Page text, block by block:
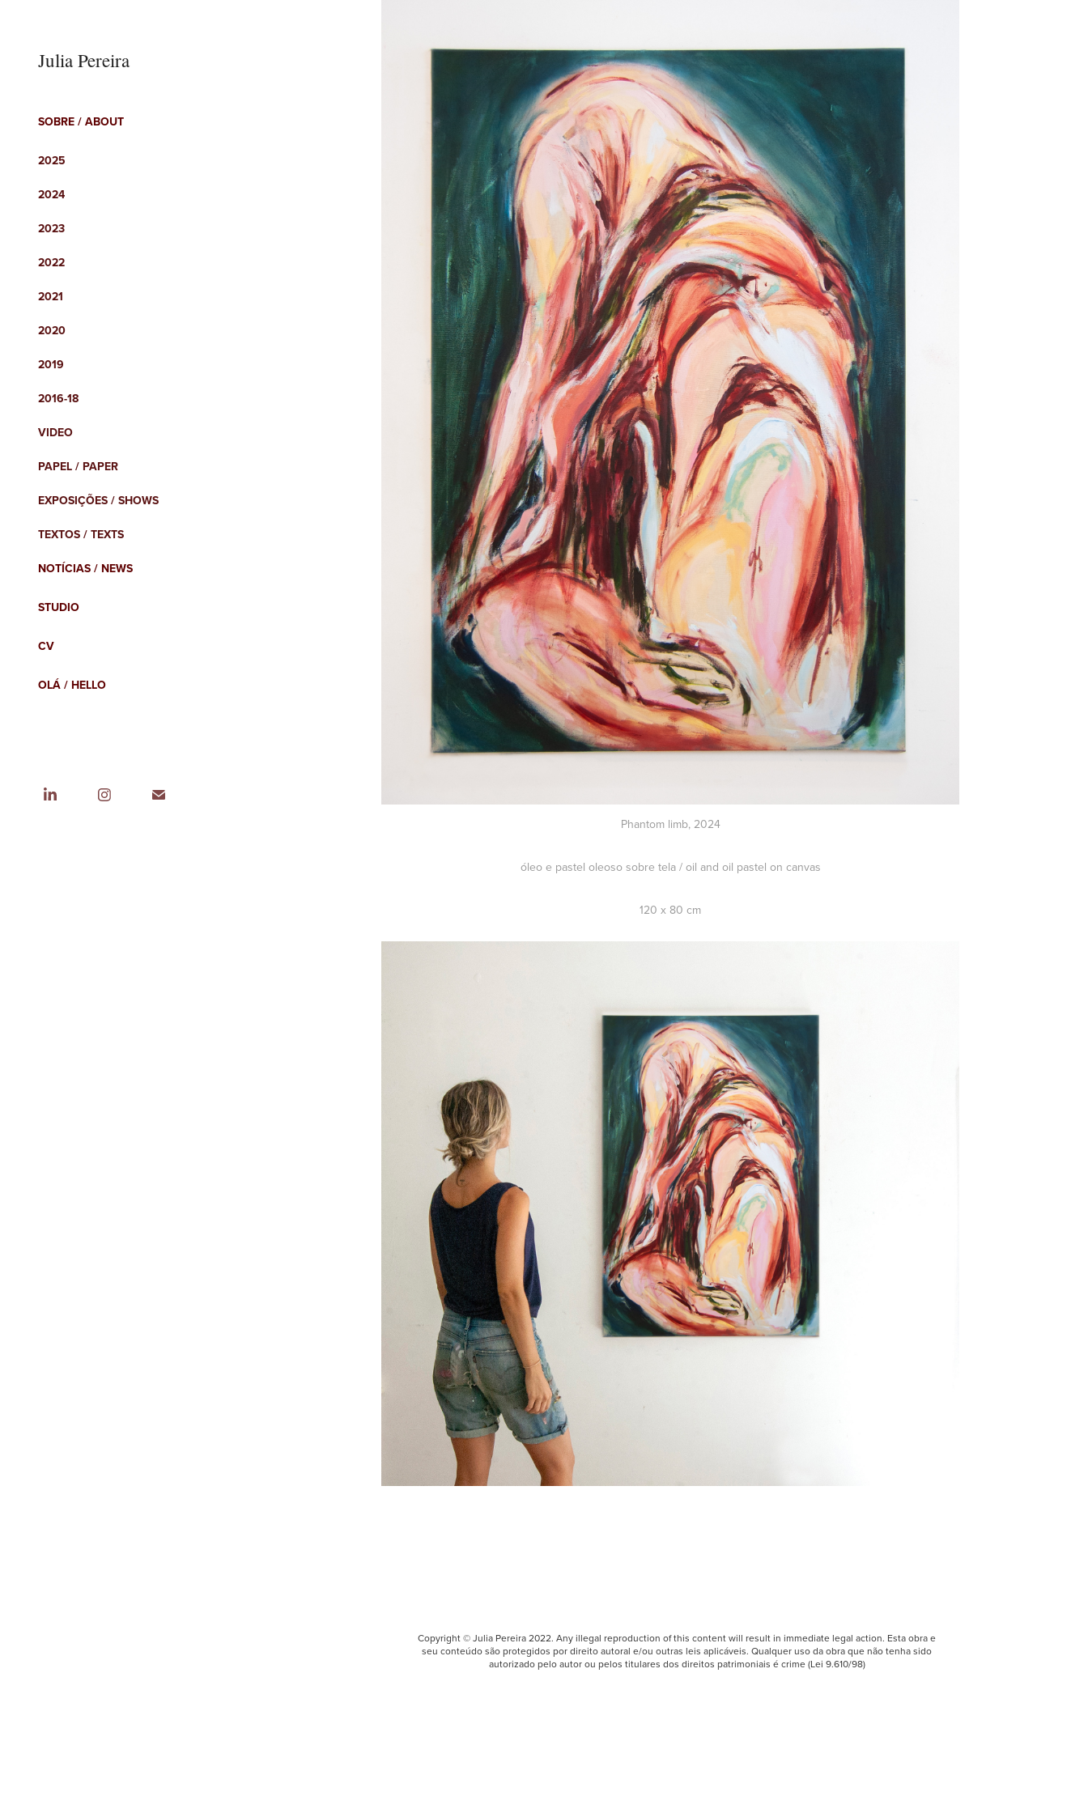
Julia Pereira
SOBRE / ABOUT
2025
2024
2023
2022
2021
2020
2019
2016-18
VIDEO
PAPEL / PAPER
EXPOSIÇÕES / SHOWS
TEXTOS / TEXTS
NOTÍCIAS / NEWS
STUDIO
CV
OLÁ / HELLO
Phantom limb, 2024
óleo e pastel oleoso sobre tela / oil and oil pastel on canvas
120 x 80 cm
Copyright © Julia Pereira 2022. Any illegal reproduction of this content will result in immediate legal action. Esta obra e
seu conteúdo são protegidos por direito autoral e/ou outras leis aplicáveis. Qualquer uso da obra que não tenha sido
autorizado pelo autor ou pelos titulares dos direitos patrimoniais é crime (Lei 9.610/98)